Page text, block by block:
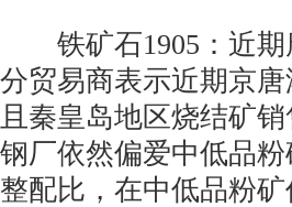
铁矿石1905：近期
分贸易商表示近期京
且秦皇岛地区烧结矿
钢厂依然偏爱中低品
整配比，在中低品粉矿